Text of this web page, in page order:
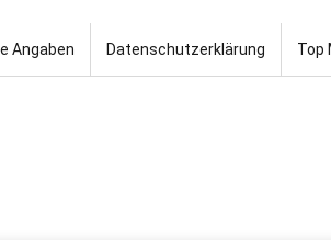
Angaben Datenschutzerklärung Top